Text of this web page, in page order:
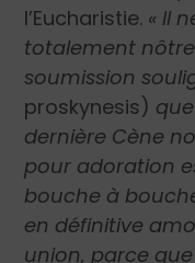
l’Eucharistie. « Il
totalement
soumission
proskynesis)
dernière Cène
pour adoration
bouche à
en définitive
union, parce